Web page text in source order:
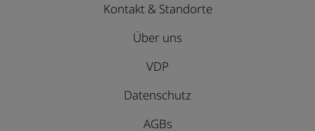
Kontakt & Standorte
Über uns
VDP
Datenschutz
AGBs